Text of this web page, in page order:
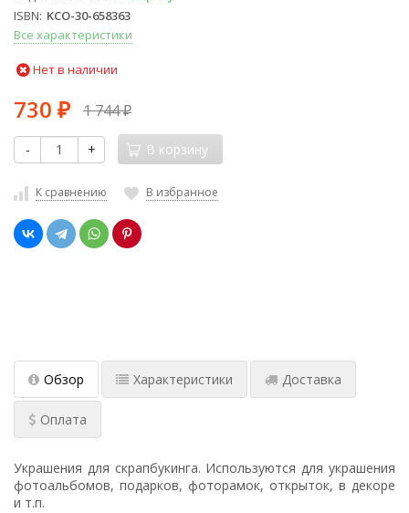
ISBN KCO-30-658363
Все характеристики
Нет в наличии
730 ₽ 1 744₽
- + В корзину
К сравнению В избранное
Обзор Характеристики Доставка
Оплата
Украшения для скрапбукинга. Используются для украшения
фотоальбомов, подарков, фоторамок, открыток, в декоре
и т.п.